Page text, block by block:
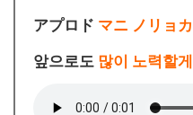
アプロド マニ ノリョカ
앞으로도 많이 노력할게